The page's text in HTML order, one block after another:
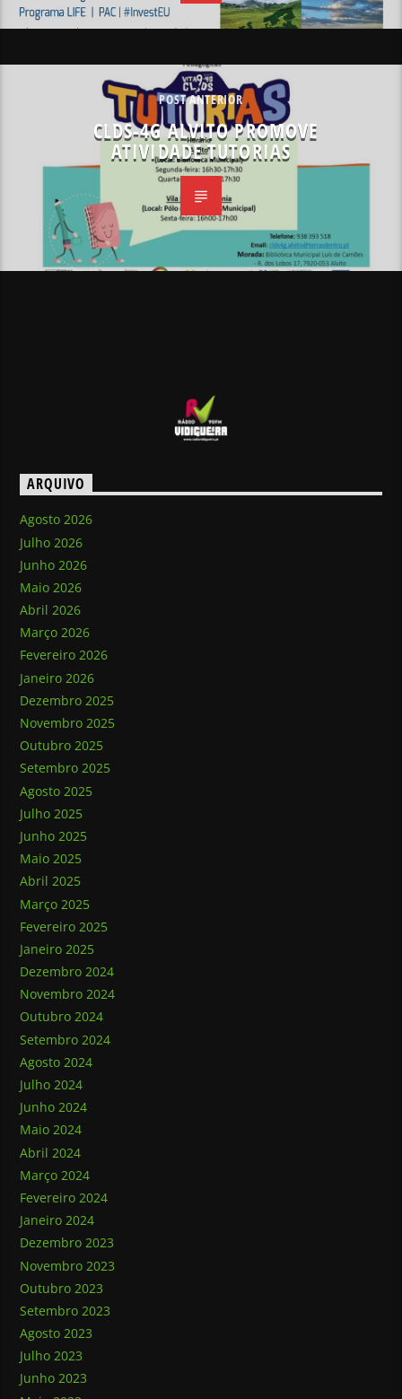
POST ANTERIOR
CLDS-4G ALVITO PROMOVE
ATIVIDADE TUTORIAS
ARQUIVO
Agosto 2026
Julho 2026
Junho 2026
Maio 2026
Abril 2026
Março 2026
Fevereiro 2026
Janeiro 2026
Dezembro 2025
Novembro 2025
Outubro 2025
Setembro 2025
Agosto 2025
Julho 2025
Junho 2025
Maio 2025
Abril 2025
Março 2025
Fevereiro 2025
Janeiro 2025
Dezembro 2024
Novembro 2024
Outubro 2024
Setembro 2024
Agosto 2024
Julho 2024
Junho 2024
Maio 2024
Abril 2024
Março 2024
Fevereiro 2024
Janeiro 2024
Dezembro 2023
Novembro 2023
Outubro 2023
Setembro 2023
Agosto 2023
Julho 2023
Junho 2023